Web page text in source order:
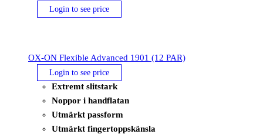
Login to see price
OX-ON Flexible Advanced 1901 (12 PAR)
Login to see price
Extremt slitstark
Noppor i handflatan
Utmärkt passform
Utmärkt fingertoppskänsla